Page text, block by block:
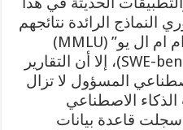
الرائدة نتائجهم
على معايير القدرات مثل “ام ام ال يو” (MMLU)
و”اس دبليو إي-بينتش” (SWE-bench)، إلا أن التقارير
المسؤول لا تزال
الاصطناعي
سجلت قاعدة بيانات